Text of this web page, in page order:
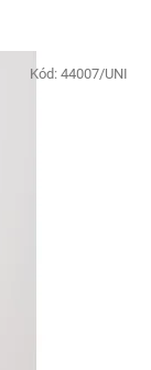
Kód: 44007/UNI